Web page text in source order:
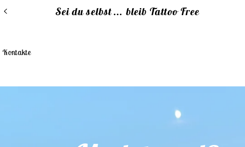
Sauber, elegant, natürlich ... Tattoo Free
Kontakte